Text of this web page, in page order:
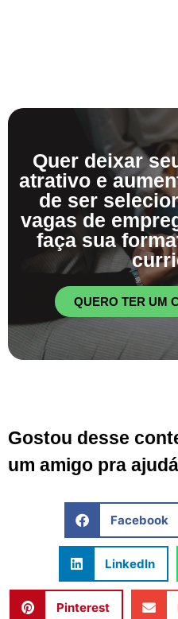
Quer deixar
atrativo e
de ser
vagas de
faça sua
QUERO TER UM
Gostou desse
um amigo pra
Facebook
LinkedIn
Pinterest